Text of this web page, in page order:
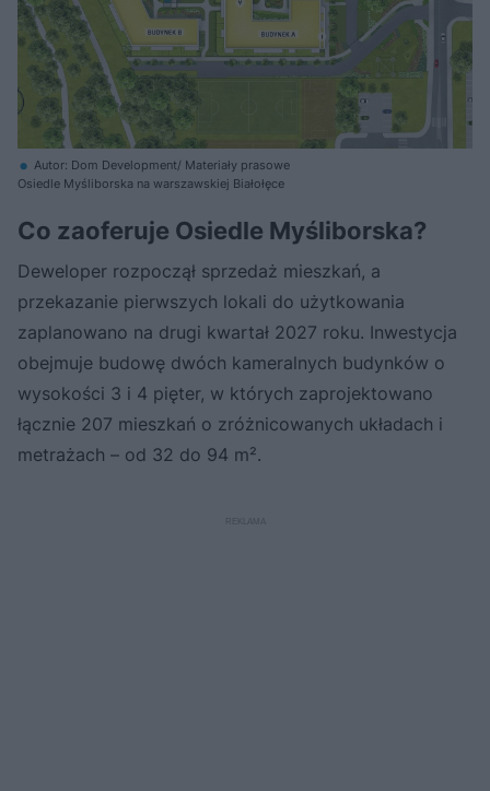
Autor: Dom Development/ Materiały prasowe
Osiedle Myśliborska na warszawskiej Białołęce
Co zaoferuje Osiedle Myśliborska?
Deweloper rozpoczął sprzedaż mieszkań, a
przekazanie pierwszych lokali do użytkowania
zaplanowano na drugi kwartał 2027 roku. Inwestycja
obejmuje budowę dwóch kameralnych budynków o
wysokości 3 i 4 pięter, w których zaprojektowano
łącznie 207 mieszkań o zróżnicowanych układach i
metrażach – od 32 do 94 m².